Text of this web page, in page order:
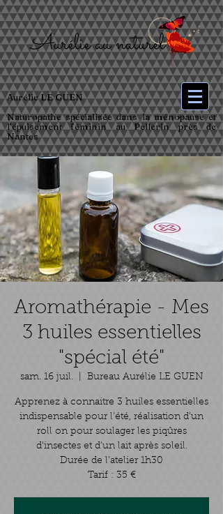
Aurélie LE GUEN
Naturopathe spécialisée dans la ménopause et
l’épuisement féminin au Pellerin près de
Nantes
Aromathérapie - Mes
3 huiles essentielles
"spécial été"
sam. 16 juil. Bureau Aurélie LE GUEN
Apprenez à connaitre 3 huiles essentielles
indispensable pour l'été, réalisation d'un
roll on pour soulager les piqûres
d'insectes et d'un lait après soleil.
Durée de l’atelier 1h30
Tarif : 35 €